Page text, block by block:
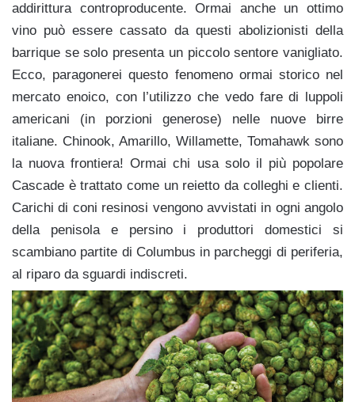
addirittura controproducente. Ormai anche un ottimo
vino può essere cassato da questi abolizionisti della
barrique se solo presenta un piccolo sentore vanigliato.
Ecco, paragonerei questo fenomeno ormai storico nel
mercato enoico, con l’utilizzo che vedo fare di luppoli
americani (in porzioni generose) nelle nuove birre
italiane. Chinook, Amarillo, Willamette, Tomahawk sono
la nuova frontiera! Ormai chi usa solo il più popolare
Cascade è trattato come un reietto da colleghi e clienti.
Carichi di coni resinosi vengono avvistati in ogni angolo
della penisola e persino i produttori domestici si
scambiano partite di Columbus in parcheggi di periferia,
al riparo da sguardi indiscreti.